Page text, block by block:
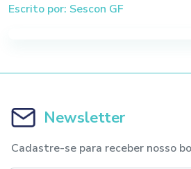
Escrito por: Sescon GF
Newsletter
Cadastre-se para receber nosso